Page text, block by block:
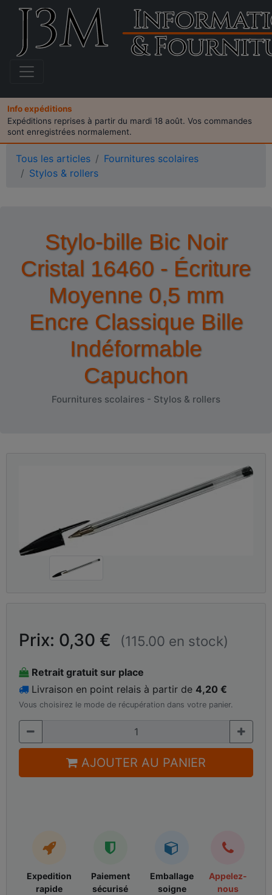
Info expéditions
Expéditions reprises à partir du mardi 18 août. Vos commandes
sont enregistrées normalement.
Tous les articles
Fournitures scolaires
Stylos & rollers
Stylo-bille Bic Noir
Cristal 16460 - Écriture
Moyenne 0,5 mm
Encre Classique Bille
Indéformable
Capuchon
Fournitures scolaires - Stylos & rollers
Prix: 0,30 € (115.00 en stock)
Retrait gratuit sur place
Livraison en point relais à partir de 4,20 €
Vous choisirez le mode de récupération dans votre panier.
AJOUTER AU PANIER
Expedition
rapide
Paiement
sécurisé
Emballage
soigne
Appelez-
nous